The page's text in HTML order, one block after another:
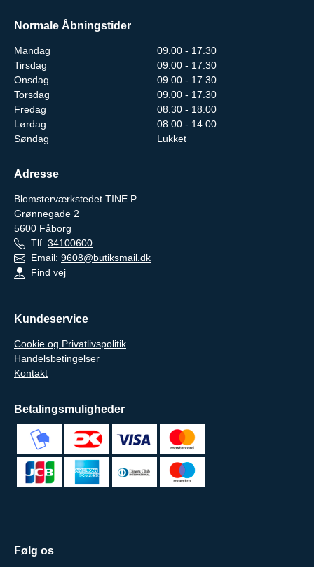
Normale Åbningstider
Mandag
09.00 - 17.30
Tirsdag
09.00 - 17.30
Onsdag
09.00 - 17.30
Torsdag
09.00 - 17.30
Fredag
08.30 - 18.00
Lørdag
08.00 - 14.00
Søndag
Lukket
Adresse
Blomsterværkstedet TINE P.
Grønnegade 2
5600 Fåborg
Tlf. 34100600
Email: 9608@butiksmail.dk
Find vej
Kundeservice
Cookie og Privatlivspolitik
Handelsbetingelser
Kontakt
Betalingsmuligheder
Følg os